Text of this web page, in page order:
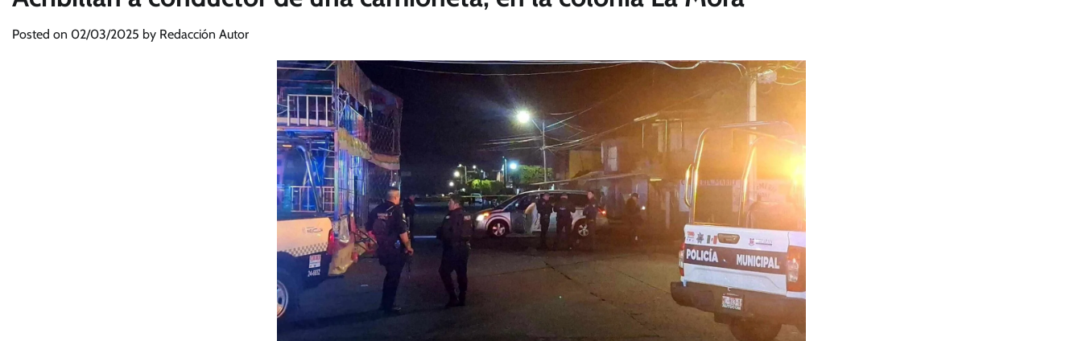
Posted on 02/03/2025 by Redacción Autor